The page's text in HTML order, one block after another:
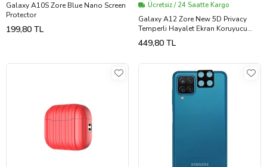
Galaxy A10S Zore Blue Nano Screen
Protector
199,80 TL
Ücretsiz / 24 Saatte Kargo
Galaxy A12 Zore New 5D Privacy
Temperli Hayalet Ekran Koruyucu
(Siyah)
449,80 TL